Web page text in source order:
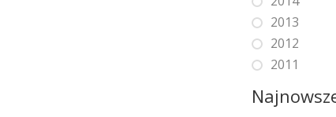
2013
2012
2011